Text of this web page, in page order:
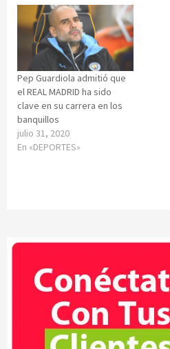
Pep Guardiola admitió que
el REAL MADRID ha sido
clave en su carrera en los
banquillos
julio 31, 2020
En «DEPORTES»